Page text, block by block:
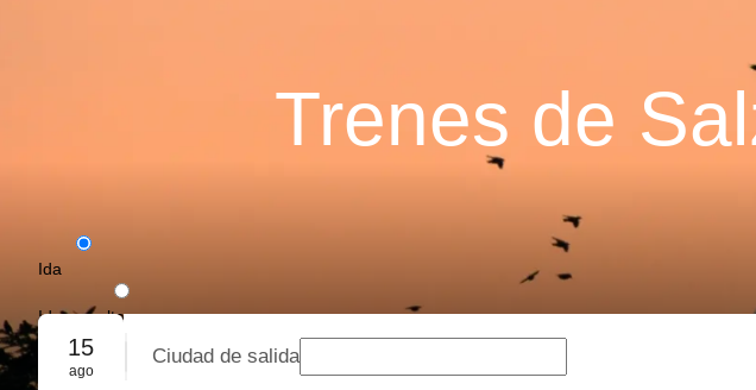
Trenes de
Ida
Ida y vuelta
Reserva grupal
15
ago
Ciudad de salida